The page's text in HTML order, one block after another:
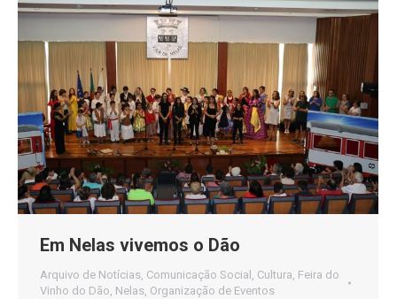
Em Nelas vivemos o Dão
Arquivo de Notícias, Comunicação Social , Cultura, Feira do
Vinho do Dão, Nelas, Organização de Eventos